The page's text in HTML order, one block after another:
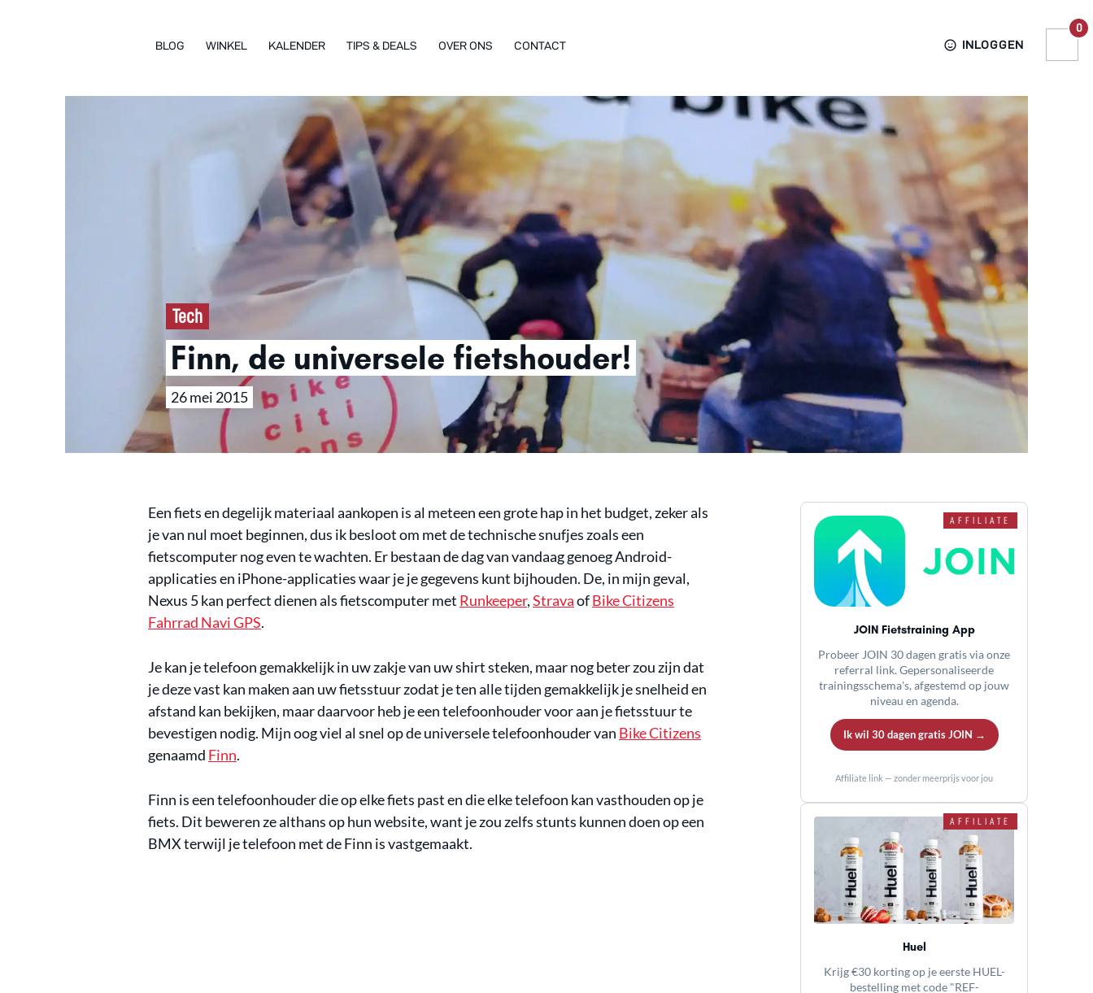
INLOGGEN
0
BLOG
WINKEL KALENDER TIPS & DEALS OVER ONS CONTACT
Tech
Finn, de universele fietshouder!
26 mei 2015
Een fiets en degelijk materiaal aankopen is al meteen een grote hap in het budget, zeker als
je van nul moet beginnen, dus ik besloot om met de technische snufjes zoals een
fietscomputer nog even te wachten. Er bestaan de dag van vandaag genoeg Android-
applicaties en iPhone-applicaties waar je je gegevens kunt bijhouden. De, in mijn geval,
Nexus 5 kan perfect dienen als fietscomputer met Runkeeper,StravaofBike Citizens
Fahrrad Navi GPS.
Je kan je telefoon gemakkelijk in uw zakje van uw shirt steken, maar nog beter zou zijn dat
je deze vast kan maken aan uw fietsstuur zodat je ten alle tijden gemakkelijk je snelheid en
afstand kan bekijken, maar daarvoor heb je een telefoonhouder voor aan je fietsstuur te
bevestigen nodig. Mijn oog viel al snel op de universele telefoonhouder van Bike Citizens
genaamd Finn.
Finn is een telefoonhouder die op elke fiets past en die elke telefoon kan vasthouden op je
fiets. Dit beweren ze althans op hun website, want je zou zelfs stunts kunnen doen op een
BMX terwijl je telefoon met de Finn is vastgemaakt.
AFFILIATE
JOIN Fietstraining App
Probeer JOIN 30 dagen gratis via onze
referral link. Gepersonaliseerde
trainingsschema's, afgestemd op jouw
niveau en agenda.
Ik wil 30 dagen gratis JOIN →
Affiliate link — zonder meerprijs voor jou
AFFILIATE
Huel
Krijg €30 korting op je eerste HUEL-
bestelling met code "REF-